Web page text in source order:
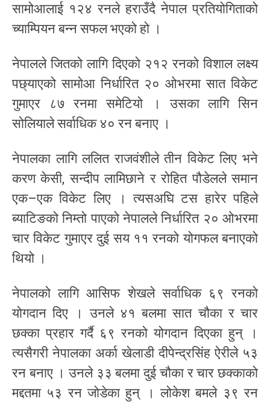
सामोआलाई १२४ रनले हराउँदै नेपाल प्रतियोगिताको
च्याम्पियन बन्न सफल भएको हो ।
नेपालले जितको लागि दिएको २१२ रनको विशाल लक्ष्य
पछ्याएको सामोआ निर्धारित २० ओभरमा सात विकेट
गुमाएर ८७ रनमा समेटियो । उसका लागि सिन
सोलियाले सर्वाधिक ४० रन बनाए ।
नेपालका लागि ललित राजवंशीले तीन विकेट लिए भने
करण केसी, सन्दीप लामिछाने र रोहित पौडेलले समान
एक–एक विकेट लिए । त्यसअघि टस हारेर पहिले
ब्याटिङको निम्तो पाएको नेपालले निर्धारित २० ओभरमा
चार विकेट गुमाएर दुई सय ११ रनको योगफल बनाएको
थियो ।
नेपालको लागि आसिफ शेखले सर्वाधिक ६९ रनको
योगदान दिए । उनले ४१ बलमा सात चौका र चार
छक्का प्रहार गर्दै ६९ रनको योगदान दिएका हुन् ।
त्यसैगरी नेपालका अर्का खेलाडी दीपेन्द्रसिंह ऐरीले ५३
रन बनाए । उनले ३३ बलमा दुई चौका र चार छक्काको
मद्दतमा ५३ रन जोडेका हुन् । लोकेश बमले ३९ रन